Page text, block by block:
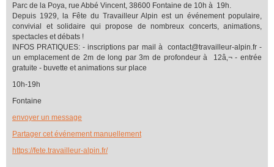
Parc de la Poya, rue Abbé Vincent, 38600 Fontaine de 10h à 19h.
Depuis 1929, la Fête du Travailleur Alpin est un événement populaire,
convivial et solidaire qui propose de nombreux concerts, animations,
spectacles et débats !
INFOS PRATIQUES: - inscriptions par mail à contact@travailleur-alpin.fr -
un emplacement de 2m de long par 3m de profondeur à 12â‚¬ - entrée
gratuite - buvette et animations sur place
10h-19h
Fontaine
envoyer un message
Partager cet événement manuellement
https://fete.travailleur-alpin.fr/